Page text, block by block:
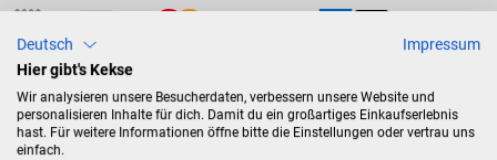
Mode de livraison
Deutsch
Impressum
Hier gibt's Kekse
Wir analysieren unsere Besucherdaten, verbessern unsere Website und
personalisieren Inhalte für dich. Damit du ein großartiges Einkaufserlebnis
hast. Für weitere Informationen öffne bitte die Einstellungen oder vertrau uns
einfach.